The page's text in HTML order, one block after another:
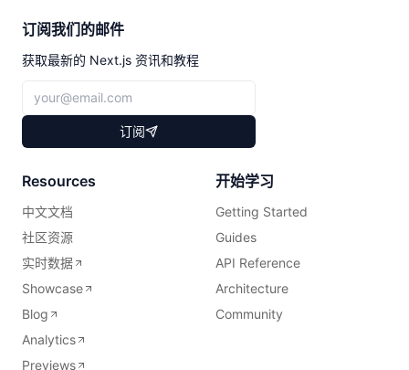
订阅我们的邮件
获取最新的 Next.js 资讯和教程
订阅
Resources
中文文档
社区资源
实时数据
Showcase
Blog
Analytics
Previews
开始学习
Getting Started
Guides
API Reference
Architecture
Community